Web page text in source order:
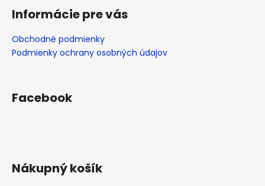
Informácie pre vás
Obchodné podmienky
Podmienky ochrany osobných údajov
Facebook
Nákupný košík